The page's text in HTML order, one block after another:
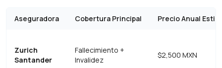
Aseguradora Cobertura Principal Precio Anual
Zurich
Santander
Fallecimiento +
Invalidez
$2,500 MXN